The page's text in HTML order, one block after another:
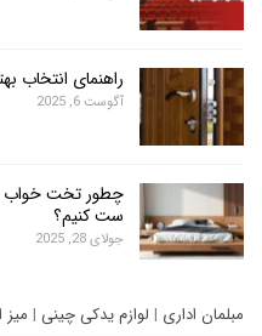
راهنمای انتخاب بهترین
آگوست 6, 2025
چطور تخت خواب دو نفره را
ست کنیم؟
جولای 28, 2025
|لوازم یدکی چینی|میز اداری|